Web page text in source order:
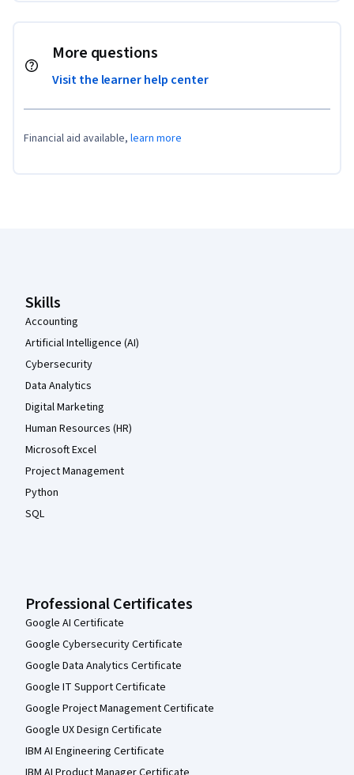
More questions
Visit the learner help center
Financial aid available, learn more
Skills
Accounting
Artificial Intelligence (AI)
Cybersecurity
Data Analytics
Digital Marketing
Human Resources (HR)
Microsoft Excel
Project Management
Python
SQL
Professional Certificates
Google AI Certificate
Google Cybersecurity Certificate
Google Data Analytics Certificate
Google IT Support Certificate
Google Project Management Certificate
Google UX Design Certificate
IBM AI Engineering Certificate